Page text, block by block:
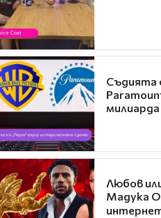
Съдията
Любов
Мадука